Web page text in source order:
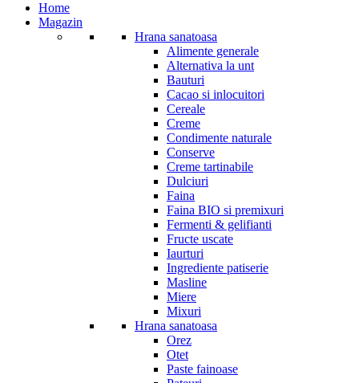
Home
Magazin
Hrana sanatoasa
Alimente generale
Alternativa la unt
Bauturi
Cacao si inlocuitori
Cereale
Creme
Condimente naturale
Conserve
Creme tartinabile
Dulciuri
Faina
Faina BIO si premixuri
Fermenti & gelifianti
Fructe uscate
Iaurturi
Ingrediente patiserie
Masline
Miere
Mixuri
Hrana sanatoasa
Orez
Otet
Paste fainoase